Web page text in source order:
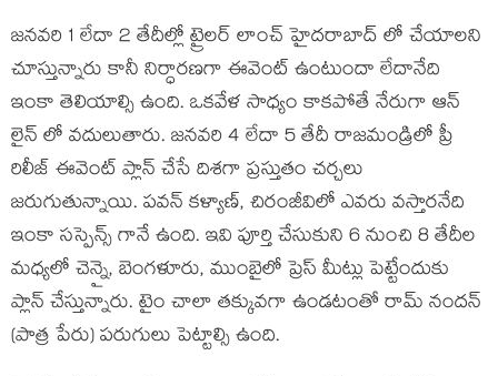
జనవరి 1 లేదా 2 తేదీల్లో ట్రైలర్ లాంచ్ హైదరాబాద్ లో చేయాలని
చూస్తున్నారు కానీ నిర్ధారణగా ఈవెంట్ ఉంటుందా లేదానేది
ఇంకా తెలియాల్సి ఉంది. ఒకవేళ సాధ్యం కాకపోతే నేరుగా ఆన్
లైన్ లో వదులుతారు. జనవరి 4 లేదా 5 తేదీ రాజమండ్రిలో ప్రీ
రిలీజ్ ఈవెంట్ ప్లాన్ చేసే దిశగా ప్రస్తుతం చర్చలు
జరుగుతున్నాయి. పవన్ కళ్యాణ్, చిరంజీవిలో ఎవరు వస్తారనేది
ఇంకా సస్పెన్స్ గానే ఉంది. ఇవి పూర్తి చేసుకుని 6 నుంచి 8 తేదీల
మధ్యలో చెన్నై, బెంగళూరు, ముంబైలో ప్రెస్ మీట్లు పెట్టేందుకు
ప్లాన్ చేస్తున్నారు. టైం చాలా తక్కువగా ఉండటంతో రామ్ నందన్
(పాత్ర పేరు) పరుగులు పెట్టాల్సి ఉంది.